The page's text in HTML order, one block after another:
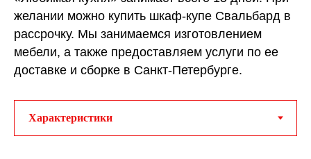
желании можно купить шкаф-купе Свальбард в
рассрочку. Мы занимаемся изготовлением
мебели, а также предоставляем услуги по ее
доставке и сборке в Санкт-Петербурге.